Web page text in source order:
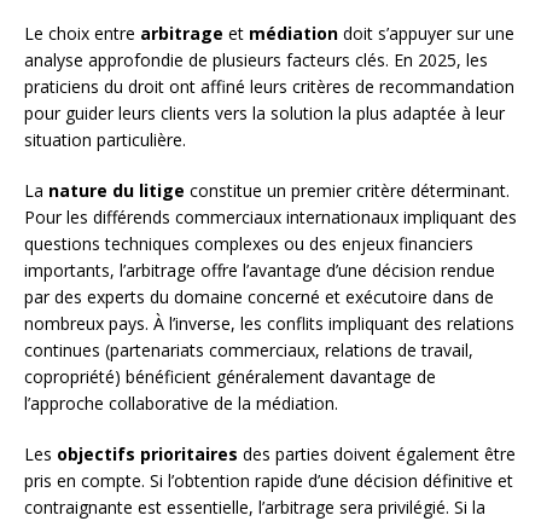
Le choix entre arbitrage et médiation doit s’appuyer sur une
analyse approfondie de plusieurs facteurs clés. En 2025, les
praticiens du droit ont affiné leurs critères de recommandation
pour guider leurs clients vers la solution la plus adaptée à leur
situation particulière.
La nature du litige constitue un premier critère déterminant.
Pour les différends commerciaux internationaux impliquant des
questions techniques complexes ou des enjeux financiers
importants, l’arbitrage offre l’avantage d’une décision rendue
par des experts du domaine concerné et exécutoire dans de
nombreux pays. À l’inverse, les conflits impliquant des relations
continues (partenariats commerciaux, relations de travail,
copropriété) bénéficient généralement davantage de
l’approche collaborative de la médiation.
Les objectifs prioritaires des parties doivent également être
pris en compte. Si l’obtention rapide d’une décision définitive et
contraignante est essentielle, l’arbitrage sera privilégié. Si la